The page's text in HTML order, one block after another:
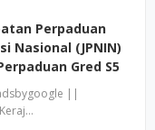
Perpaduan
Nasional (JPNIN)
Gred S5
||